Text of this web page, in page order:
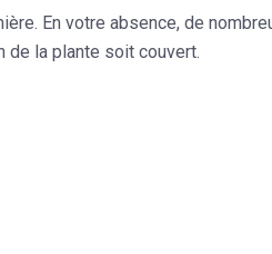
En votre absence, de
de la plante soit couvert.